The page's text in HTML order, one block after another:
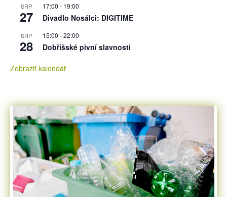
SRP
27
17:00 - 19:00
Divadlo Nosálci: DIGITIME
SRP
28
15:00 -22:00
Dobříšské pivní slavnosti
Zobrazit kalendář